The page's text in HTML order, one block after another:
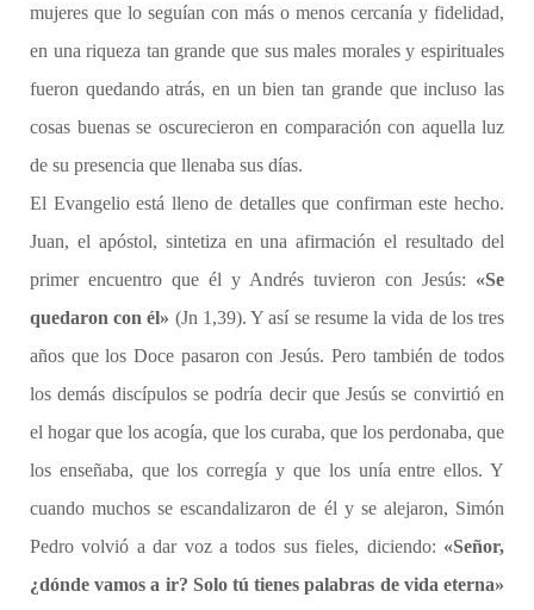
mujeres que lo seguían con más o menos cercanía y fidelidad,
en una riqueza tan grande que sus males morales y espirituales
fueron quedando atrás, en un bien tan grande que incluso las
cosas buenas se oscurecieron en comparación con aquella luz
de su presencia que llenaba sus días.
El Evangelio está lleno de detalles que confirman este hecho.
Juan, el apóstol, sintetiza en una afirmación el resultado del
primer encuentro que él y Andrés tuvieron con Jesús: «Se
quedaron con él» (Jn 1,39). Y así se resume la vida de los tres
años que los Doce pasaron con Jesús. Pero también de todos
los demás discípulos se podría decir que Jesús se convirtió en
el hogar que los acogía, que los curaba, que los perdonaba, que
los enseñaba, que los corregía y que los unía entre ellos. Y
cuando muchos se escandalizaron de él y se alejaron, Simón
Pedro volvió a dar voz a todos sus fieles, diciendo: «Señor,
¿dónde vamos a ir? Solo tú tienes palabras de vida eterna»